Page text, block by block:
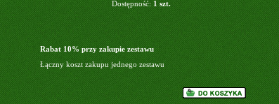
Dostępność: 1 szt.
Rabat 10% przy zakupie zestawu
Łączny koszt zakupu jednego zestawu